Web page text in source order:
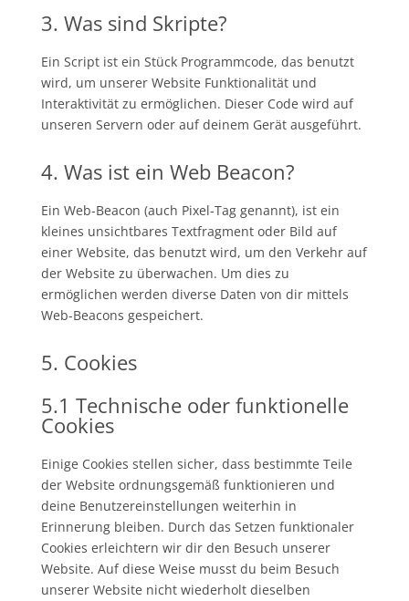
3. Was sind Skripte?
Ein Script ist ein Stück Programmcode, das benutzt
wird, um unserer Website Funktionalität und
Interaktivität zu ermöglichen. Dieser Code wird auf
unseren Servern oder auf deinem Gerät ausgeführt.
4. Was ist ein Web Beacon?
Ein Web-Beacon (auch Pixel-Tag genannt), ist ein
kleines unsichtbares Textfragment oder Bild auf
einer Website, das benutzt wird, um den Verkehr auf
der Website zu überwachen. Um dies zu
ermöglichen werden diverse Daten von dir mittels
Web-Beacons gespeichert.
5. Cookies
5.1 Technische oder funktionelle
Cookies
Einige Cookies stellen sicher, dass bestimmte Teile
der Website ordnungsgemäß funktionieren und
deine Benutzereinstellungen weiterhin in
Erinnerung bleiben. Durch das Setzen funktionaler
Cookies erleichtern wir dir den Besuch unserer
Website. Auf diese Weise musst du beim Besuch
unserer Website nicht wiederholt dieselben